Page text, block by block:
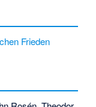
Frieden